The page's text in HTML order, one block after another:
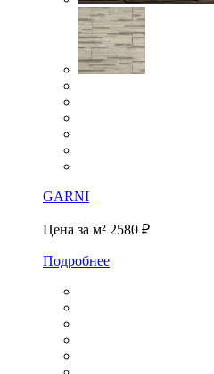
GARNI
Цена за м² 2580 ₽
Подробнее